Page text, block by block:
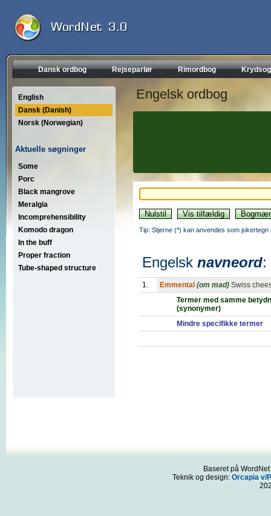
Dansk ordbog Rejseparlør Rimordbog
English
Dansk (Danish)
Norsk (Norwegian)
Aktuelle søgninger
Some
Porc
Black mangrove
Meralgia
Incomprehensibility
Komodo dragon
In the buff
Proper fraction
Tube-shaped structure
Engelsk ordbog
Tip: Stjerne (*) kan anvendes som
Engelsk navneord:
1. Emmental (om mad) Swiss
Termer med samme
(synonymer)
Mindre specifikke termer
Baseret på
Teknik og design: Orcapia v/